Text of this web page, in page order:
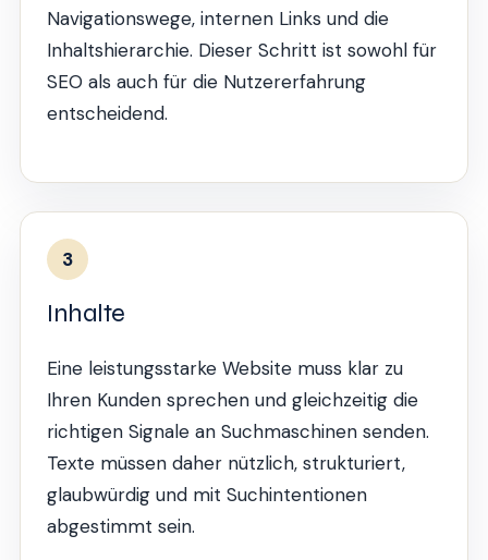
Navigationswege, internen Links und die
Inhaltshierarchie. Dieser Schritt ist sowohl für
SEO als auch für die Nutzererfahrung
entscheidend.
3
Inhalte
Eine leistungsstarke Website muss klar zu
Ihren Kunden sprechen und gleichzeitig die
richtigen Signale an Suchmaschinen senden.
Texte müssen daher nützlich, strukturiert,
glaubwürdig und mit Suchintentionen
abgestimmt sein.